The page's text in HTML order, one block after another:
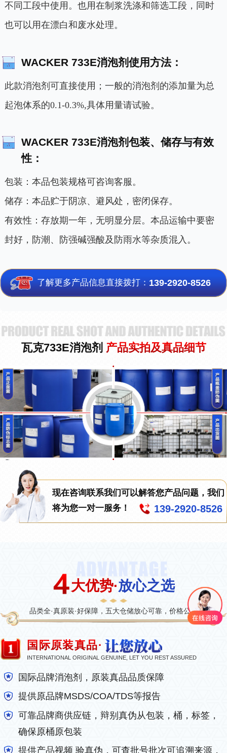
不同工段中使用。也用在制浆洗涤和筛选工段，同时
也可以用在漂白和废水处理。
WACKER 733E消泡剂使用方法：
此款消泡剂可直接使用；一般的消泡剂的添加量为总
起泡体系的0.1-0.3%,具体用量请试验。
WACKER 733E消泡剂包装、储存与有效
性：
包装：本品包装规格可咨询客服。
储存：本品贮于阴凉、避风处，密闭保存。
有效性： 存放期一年，无明显分层。 本品运输中要密
封好，防潮、防强碱强酸及防雨水等杂质混入。
了解更多产品信息直接拨打：139-2920-8526
瓦克733E消泡剂 产品实拍及真品细节
现在咨询联系我们可以解答您产品问题，我们
将为您一对一服务！
139-2920-8526
大优势·放心之选
品类全·真原装·好保障，五大仓储放心可靠，价格公道
国际原装真品·
INTERNATIONAL ORIGINAL GENUINE, LET YOU REST ASSURED
国际品牌消泡剂，原装真品品质保障
提供原品牌MSDS/COA/TDS等报告
可靠品牌商供应链，辩别真伪从包装，桶，标签，
确保原桶原包装
提供产品视频 验真伪，可查批号批次可追溯来源，